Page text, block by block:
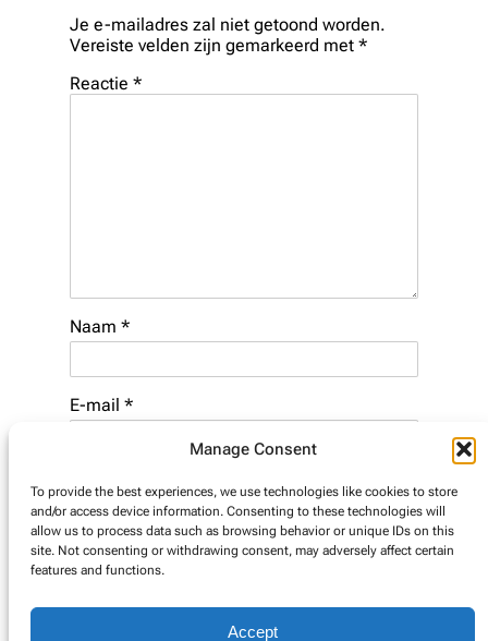
Manage Consent
To provide the best experiences, we use technologies like cookies to store
and/or access device information. Consenting to these technologies will
allow us to process data such as browsing behavior or unique IDs on this
site. Not consenting or withdrawing consent, may adversely affect certain
features and functions.
Accept
Je e-mailadres zal niet getoond worden.
Vereiste velden zijn gemarkeerd met *
Reactie *
Naam *
E-mail *
Website